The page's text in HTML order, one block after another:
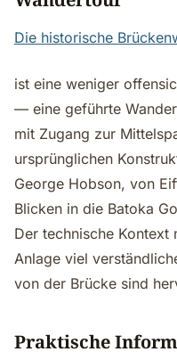
Die historische
ist eine weniger
— eine geführte
mit Zugang zur
ursprünglichen
George Hobson, von
Blicken in die Batoka
Der technische Kontext
Anlage viel
von der Brücke sind
Praktische